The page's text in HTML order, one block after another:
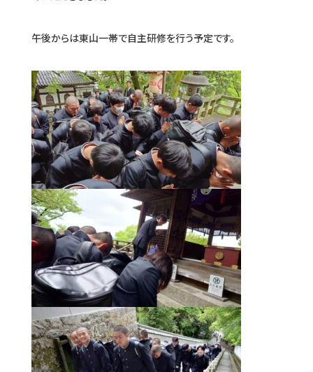
午後からは東山一帯で自主研修を行う予定です。